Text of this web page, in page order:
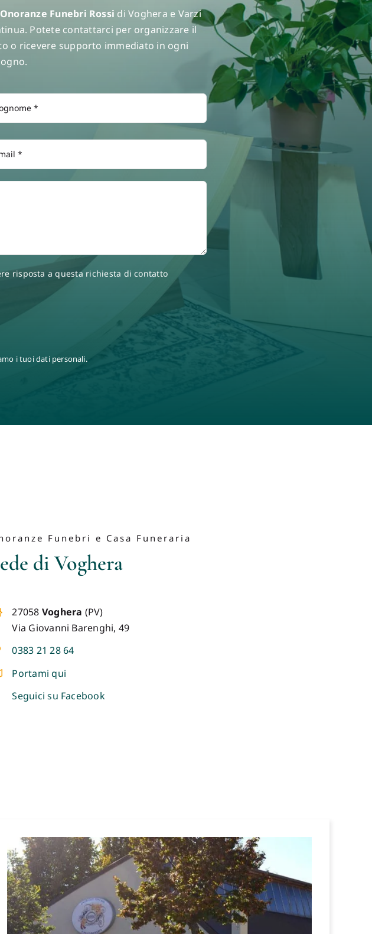
Onoranze Funebri Rossi di Voghera e Varzi
Potete contattarci per organizzare il
o ricevere supporto immediato in ogni
risposta a questa richiesta di contatto
i tuoi dati personali.
Funebri e Casa Funeraria
di Voghera
27058 Voghera (PV)
Via Giovanni Barenghi, 49
0383 21 28 64
Portami qui
Seguici su Facebook